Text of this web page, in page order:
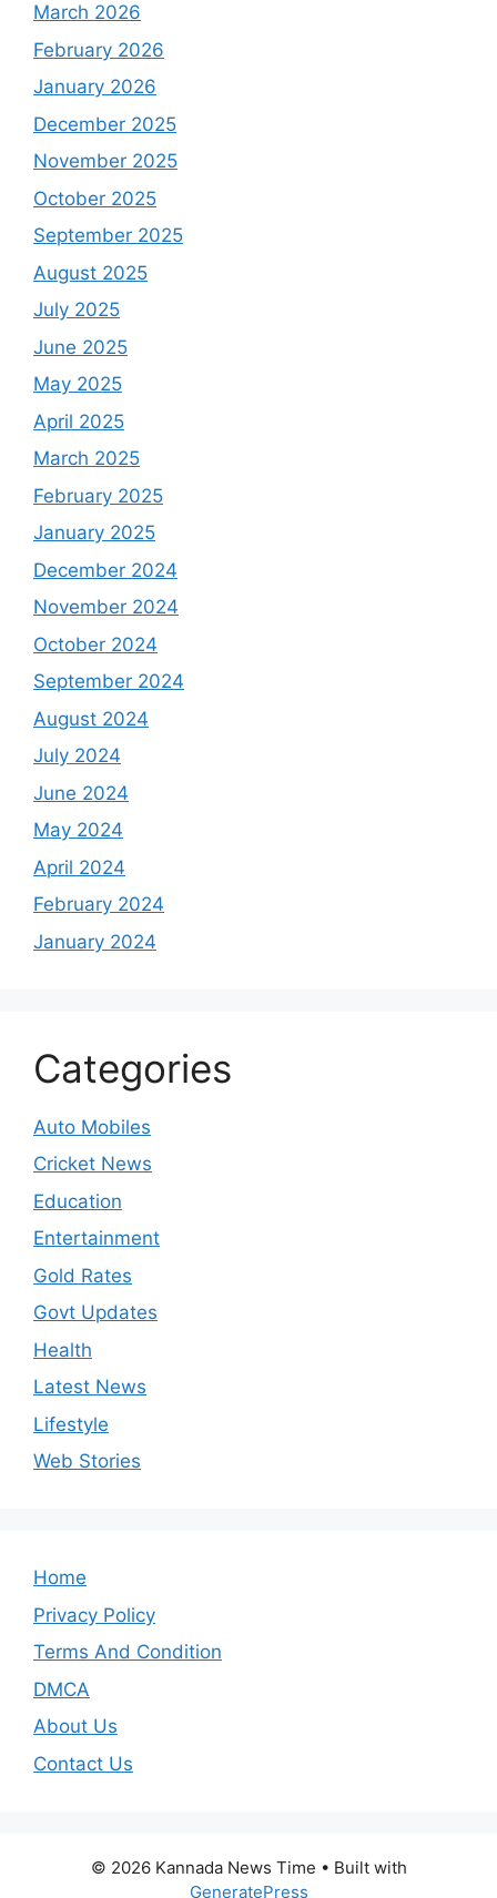
March 2026
February 2026
January 2026
December 2025
November 2025
October 2025
September 2025
August 2025
July 2025
June 2025
May 2025
April 2025
March 2025
February 2025
January 2025
December 2024
November 2024
October 2024
September 2024
August 2024
July 2024
June 2024
May 2024
April 2024
February 2024
January 2024
Categories
Auto Mobiles
Cricket News
Education
Entertainment
Gold Rates
Govt Updates
Health
Latest News
Lifestyle
Web Stories
Home
Privacy Policy
Terms And Condition
DMCA
About Us
Contact Us
© 2026 Kannada News Time • Built with
GeneratePress